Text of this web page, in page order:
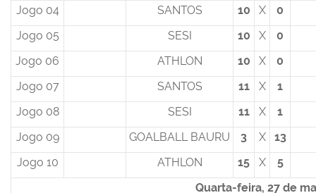
Jogo 04
SANTOS 10 X
0
Jogo 05
SESI 10 X
0
Jogo 06
ATHLON 10 X
0
Jogo 07
SANTOS 11 X
1
Jogo 08
SESI 11 X
1
Jogo 09
GOALBALL BAURU 3 X
13
Jogo 10
ATHLON 15 X
5
Quarta-feira, 27 de